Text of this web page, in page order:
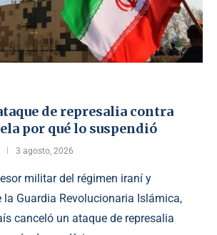
de represalia contra
por qué lo suspendió
3 agosto, 2026
militar del régimen iraní y
la Guardia Revolucionaria Islámica,
canceló un ataque de represalia